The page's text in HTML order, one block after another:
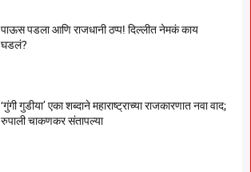
पाऊस पडला आणि राजधानी ठप्प! दिल्लीत नेमकं काय
घडलं?
‘गुंगी गुडीया’ एका शब्दाने महाराष्ट्राच्या राजकारणात नवा वाद;
रुपाली चाकणकर संतापल्या